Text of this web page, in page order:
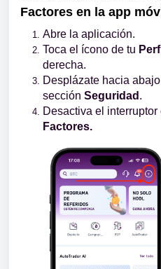
Factores en la app
Abre la aplicación.
Toca el ícono de tu
derecha.
Desplázate hacia
sección Seguridad .
Desactiva el interruptor
Factores.